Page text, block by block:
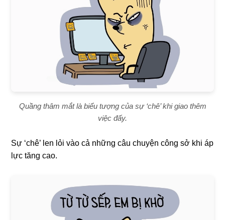
Quầng thâm mắt là biểu tượng của sự ‘chê’ khi giao thêm
việc đấy.
Sự ‘chê’ len lỏi vào cả những câu chuyện công sở khi áp
lực tăng cao.